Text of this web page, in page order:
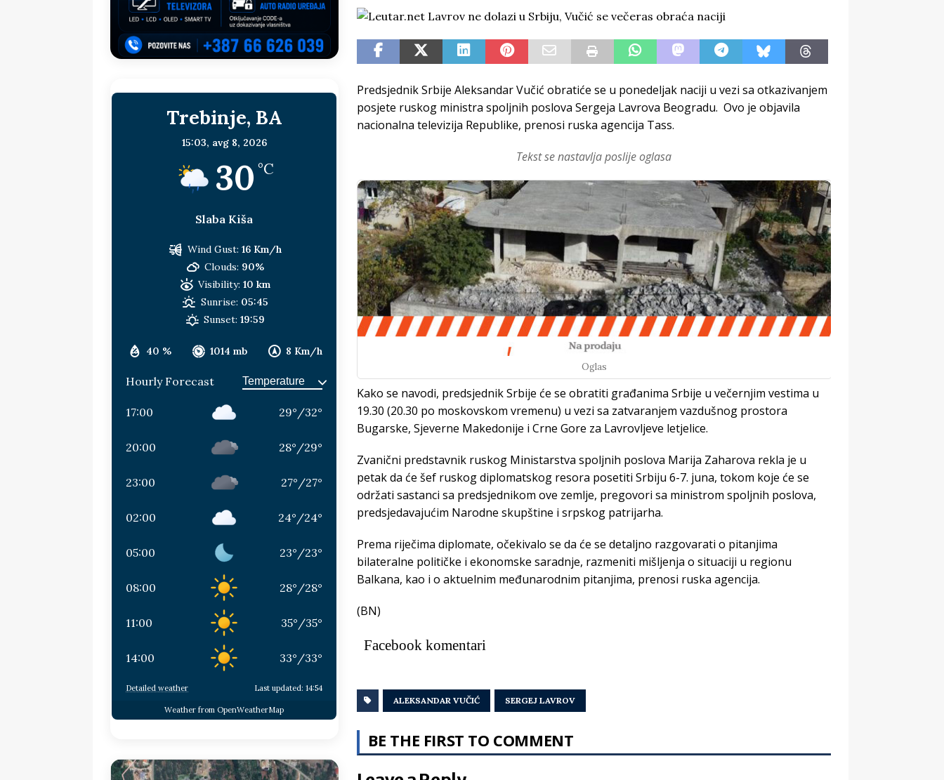
sljedeća meta!? BOSNA I HERCEGOVINA
[ 14. jul 2026. ] Budimiru je jako žao! REPUBLIKA SRPSKA
Dodik i Vučić nisu u sukobu, pogotovo nisu zbog Eleka LIČNI STAV
[ 11. jul 2026. ] Ako se povučemo i sve im prepustimo, ostaće nam samo siledžije i tišina BOSNA I
HERCEGOVINA
[ 9. jul 2026. ] RTRS-u blokirani svi računi
[ 30. jul 2026. ] Uhapšen bivši gradonačelnik Splita, Željko Kerum
Predsjednik Srbije Aleksandar Vučić obratiće se u ponedeljak naciji u vezi sa otkazivanjem
posjete ruskog ministra spoljnih poslova Sergeja Lavrova Beogradu. Ovo je objavila
nacionalna televizija Republike, prenosi ruska agencija Tass.
Tekst se nastavlja poslije oglasa
Oglas
Kako se navodi, predsjednik Srbije će se obratiti građanima Srbije u večernjim vestima u
19.30 (20.30 po moskovskom vremenu) u vezi sa zatvaranjem vazdušnog prostora
Bugarske, Sjeverne Makedonije i Crne Gore za Lavrovljeve letjelice.
Zvanični predstavnik ruskog Ministarstva spoljnih poslova Marija Zaharova rekla je u
petak da će šef ruskog diplomatskog resora posetiti Srbiju 6-7. juna, tokom koje će se
održati sastanci sa predsjednikom ove zemlje, pregovori sa ministrom spoljnih poslova,
predsjedavajućim Narodne skupštine i srpskog patrijarha.
Prema riječima diplomate, očekivalo se da će se detaljno razgovarati o pitanjima
bilateralne političke i ekonomske saradnje, razmeniti mišljenja o situaciji u regionu
Balkana, kao i o aktuelnim međunarodnim pitanjima, prenosi ruska agencija.
(BN)
Facebook komentari
ALEKSANDAR VUČIĆ SERGEJ LAVROV
BE THE FIRST TO COMMENT
Trebinje, BA
15:03, avg 8, 2026
30 °C
Slaba Kiša
40 % 1014 mb 8 Km/h
Wind Gust: 16 Km/h
Clouds: 90%
Visibility: 10 km
Sunrise: 05:45
Sunset: 19:59
Hourly Forecast
17:00 29° /32°
20:00 28° /29°
23:00 27° /27°
02:00 24° /24°
05:00 23° /23°
08:00 28° /28°
11:00 35° /35°
14:00 33° /33°
Detailed weather Last updated: 14:54
Weather from OpenWeatherMap